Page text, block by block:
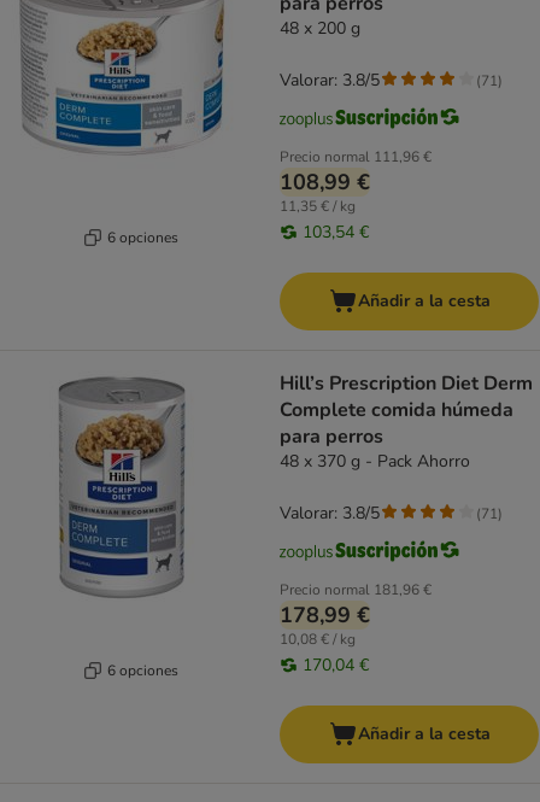
6 opciones
48 x 200 g
Precio normal 111,96 €
108,99 €
11,35 € / kg
103,54 €
Valorar: 3.8/5 (71)
Añadir a la cesta
6 opciones
Hill’s Prescription Diet Derm
Complete comida húmeda
para perros
48 x 370 g - Pack Ahorro
Precio normal 181,96 €
178,99 €
10,08 € / kg
170,04 €
Valorar: 3.8/5 (71)
Añadir a la cesta